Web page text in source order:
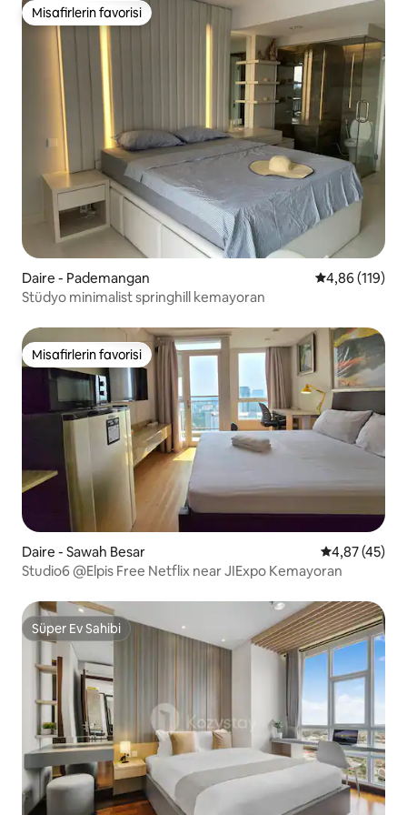
Misafirlerin favorisi
Misafirlerin favorisi
Daire - Pademangan 5 üzerinden
4,86 (119)
Stüdyo minimalist springhill kemayoran
Misafirlerin favorisi
Misafirlerin favorisi
Daire - Sawah Besar 5 üzerinden
4,87 (45)
Studio6 @Elpis Free Netflix near JIExpo Kemayoran
Süper Ev Sahibi
Süper Ev Sahibi